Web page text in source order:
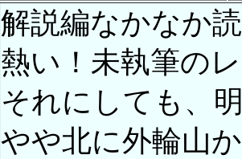
解説編なかなか
熱い！未執筆の
それにしても、
やや北に外輪山